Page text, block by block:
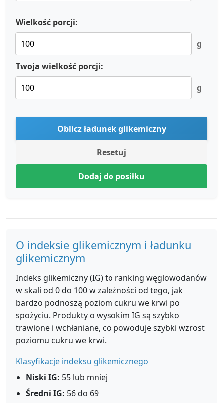
Wielkość porcji:
g
Twoja wielkość porcji:
g
Oblicz ładunek glikemiczny
Resetuj
Dodaj do posiłku
O indeksie glikemicznym i ładunku
glikemicznym
Indeks glikemiczny (IG) to ranking węglowodanów
w skali od 0 do 100 w zależności od tego, jak
bardzo podnoszą poziom cukru we krwi po
spożyciu. Produkty o wysokim IG są szybko
trawione i wchłaniane, co powoduje szybki wzrost
poziomu cukru we krwi.
Klasyfikacje indeksu glikemicznego
Niski IG: 55 lub mniej
Średni IG: 56 do 69